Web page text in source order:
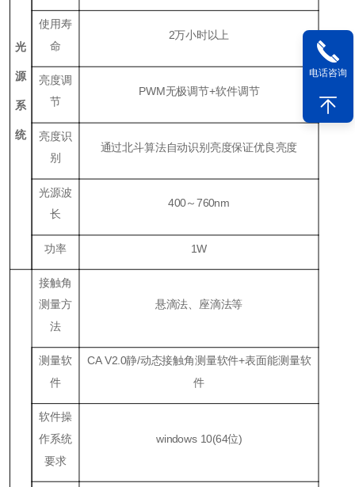
光
源
系
统
使用寿
命
2万小时以上
亮度调
节
PWM无极调节+软件调节
亮度识
别
通过北斗算法自动识别亮度保证优良亮度
光源波
长
400～760nm
功率 1W
接触角
测量方
法
悬滴法、座滴法等
测量软
件
CA V2.0静/动态接触角测量软件+表面能测量软
件
软件操
作系统
要求
windows 10(64位)
电话咨询